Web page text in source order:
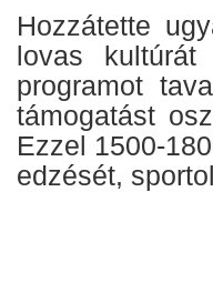
Hozzátette
lovas
programot
támogatást
Ezzel 1500-
edzését,